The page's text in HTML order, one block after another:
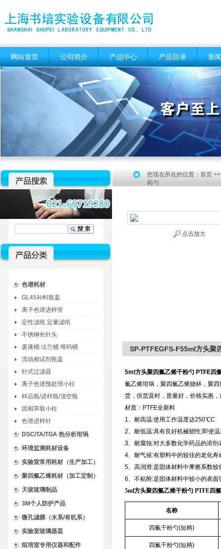
网站首页 公司简介 产品中心 产品目录 新
色谱耗材
GL45补料瓶盖
离子色谱进样管
定性滤纸 定量滤纸
不锈钢长针头
废液桶 法兰桶 堆码桶
流动相试剂瓶盖
针式过滤器
离子色谱预处理小柱
样品瓶/进样瓶/顶空瓶
固相萃取小柱
色谱进样针
DSC/TA/TGA 热分析坩埚
环境监测耗材设备
实验室常用耗材（生产加工）
聚四氟乙烯耗材（加工定制）
天玻玻璃制品
3M个人防护产品
微孔滤膜（水系/有机系）
实验室玻璃器皿
组培室专用仪器和配件
您现在所在的位置： 首页
药勺
点击放大
SP-PTFEGFS-F55ml方头聚
5ml方头聚四氟乙烯干粉勺 PTFE四
氟乙烯坩埚，聚四氟乙烯烧杯，聚
货，供货及时，质量好，价格实惠
材质：PTFE全新料
1、耐高温:使用工作温度达250℃C
2、耐低温:具有良好机械韧性;即使
3、耐腐蚀:对大多数化学药品的溶
4、耐气候:有塑料中的较佳的老化寿
5、高润滑:是固体材料中摩擦系数较
6、不粘附:是固体材料中较小的表面
5ml方头聚四氟乙烯干粉勺 PTFE四
名称
四氟干粉勺(短柄)
四氟干粉勺(短柄)